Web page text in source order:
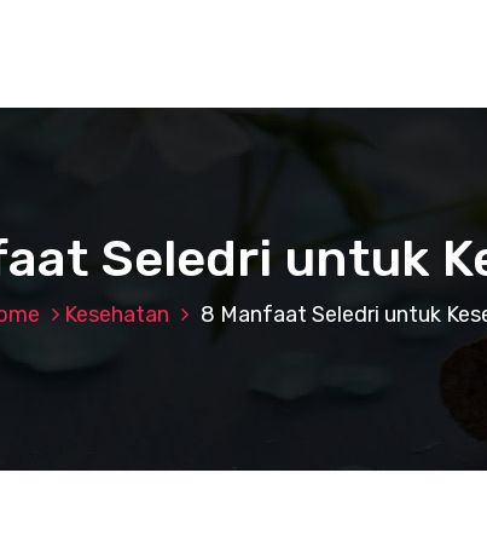
Seledri untuk
Kesehatan 8 Manfaat Seledri untuk